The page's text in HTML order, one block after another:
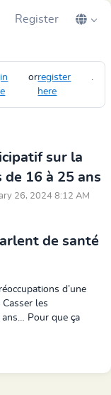
Register
orregister
here
.
sur la
16 à 25 ans
26, 2024 8:12 AM
de santé
d’une
Casser les
… Pour que ça